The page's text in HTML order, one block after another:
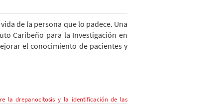
de la persona que lo padece. Una
Caribeño para la Investigación en
el conocimiento de pacientes y
la drepanocitosis y la identificación de las